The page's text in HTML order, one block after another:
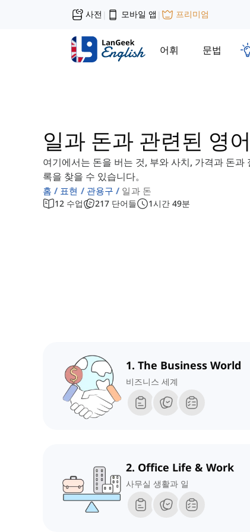
사전 | 모바일 앱 | 프리미엄
어휘 문법
일과 돈과 관련된 영
여기에서는 돈을 버는 것, 부와 사치, 가격과 돈
록을 찾을 수 있습니다。
홈 표현 관용구 일과 돈
12 수업 217 단어들 1시간 49분
1. The Business World
비즈니스 세계
2. Office Life & Work
사무실 생활과 일